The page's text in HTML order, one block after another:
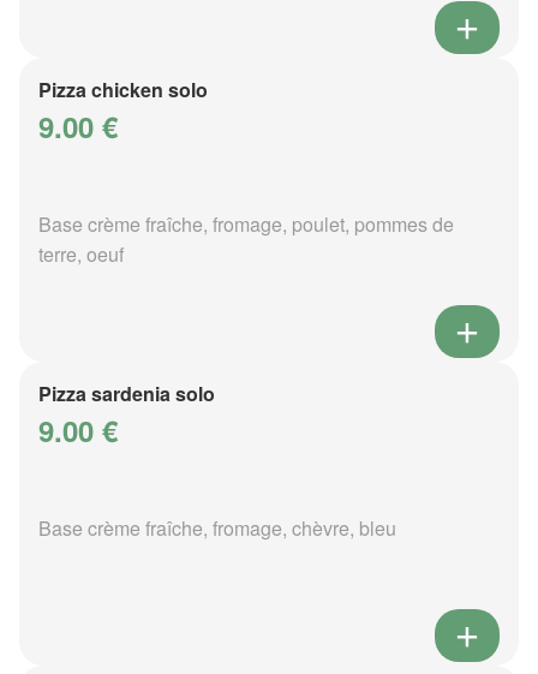
Pizza chicken solo
9.00 €
Base crème fraîche, fromage, poulet, pommes de
terre, oeuf
Pizza sardenia solo
9.00 €
Base crème fraîche, fromage, chèvre, bleu